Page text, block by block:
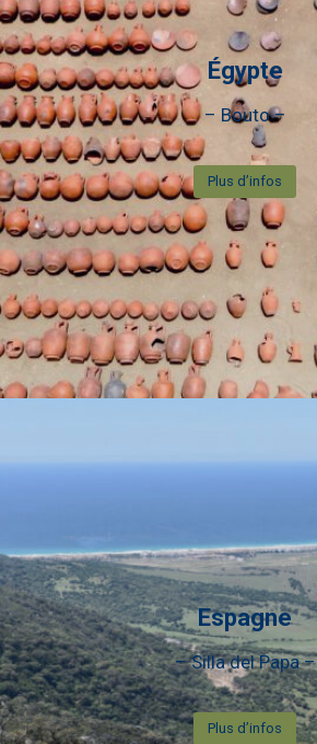
Égypte
– Bouto –
Plus d’infos
Espagne
– Silla del Papa –
Plus d’infos